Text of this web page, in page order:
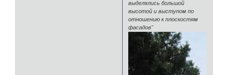
выделялись большой
высотой и выступом по
отношению к плоскостям
фасадов"